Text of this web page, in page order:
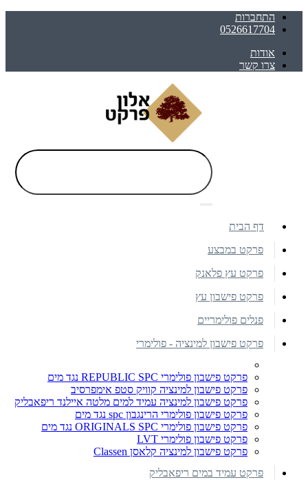
התחברות
0526617704
אודות
צרו קשר
דף הבית
פרקט במבצע
פרקט עץ פלאנק
פרקט פישבון עץ
פנלים פולימריים
פרקט פישבון למינציה - פולימרי
פרקט פישבון פולימרי REPUBLIC SPC נגד מים
פרקט פישבון למינציה קוויק סטפ אימפרסיב
פרקט פישבון למינציה עמיד למים מלטה איילנד ריפאבליק
פרקט פישבון פולימרי הרינגבון spc נגד מים
פרקט פישבון פולימרי ORIGINALS SPC נגד מים
פרקט פישבון פולימרי LVT
פרקט פישבון למינציה קלאסן Classen
פרקט עמיד במים ריפאבליק